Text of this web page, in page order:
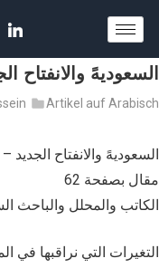
السعوديهً والانفتاح
Artikel auf Arabisch
السعوديهً والانفتاح الجديد
مقال بصفحة 62
الكاتب والمحلل والباحث
التغيرات التي نراقبها في